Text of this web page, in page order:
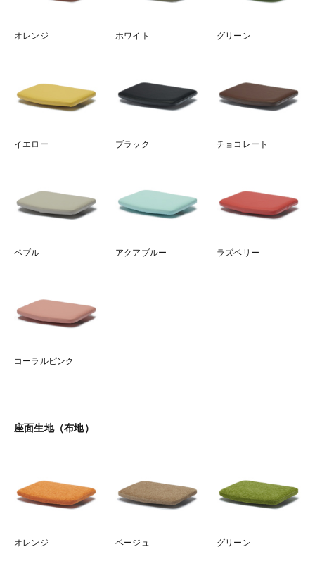
オレンジ ホワイト グリーン
イエロー ブラック チョコレート
ペブル アクアブルー ラズベリー
コーラルピンク
座面生地（布地）
オレンジ ベージュ グリーン